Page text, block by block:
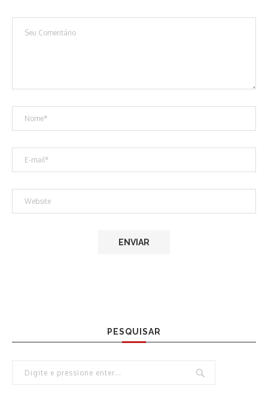
PESQUISAR